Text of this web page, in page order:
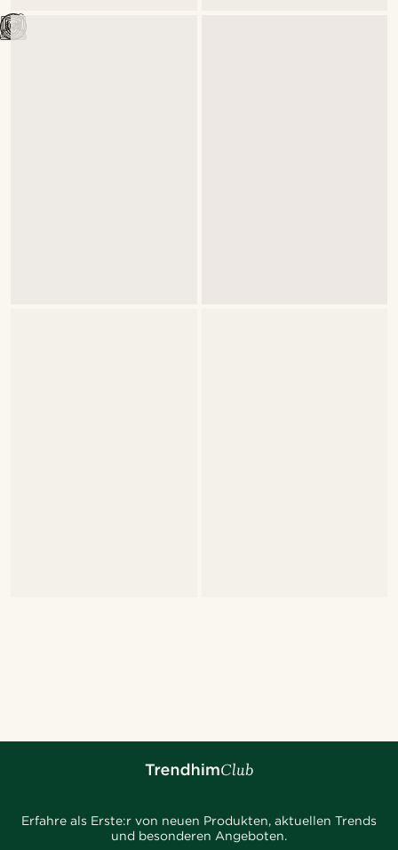
Erfahre als Erste:r von neuen Produkten, aktuellen Trends
und besonderen Angeboten.